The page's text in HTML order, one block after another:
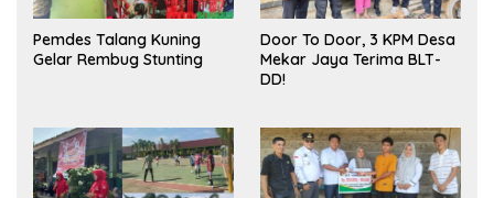
Pemdes Talang Kuning
Gelar Rembug Stunting
Door To Door, 3 KPM Desa
Mekar Jaya Terima BLT-
DD!